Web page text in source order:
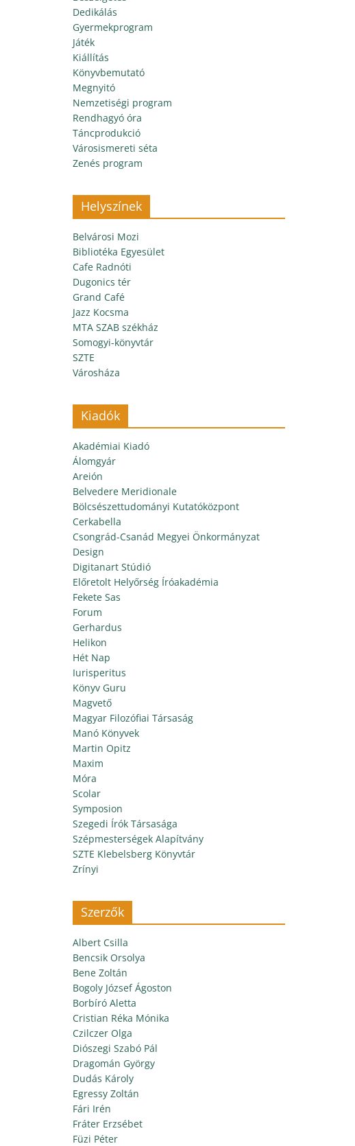
Dedikálás
Gyermekprogram
Játék
Kiállítás
Könyvbemutató
Megnyitó
Nemzetiségi program
Rendhagyó óra
Táncprodukció
Városismereti séta
Zenés program
Helyszínek
Belvárosi Mozi
Bibliotéka Egyesület
Cafe Radnóti
Dugonics tér
Grand Café
Jazz Kocsma
MTA SZAB székház
Somogyi-könyvtár
SZTE
Városháza
Kiadók
Akadémiai Kiadó
Álomgyár
Areión
Belvedere Meridionale
Bölcsészettudományi Kutatóközpont
Cerkabella
Csongrád-Csanád Megyei Önkormányzat
Design
Digitanart Stúdió
Előretolt Helyőrség Íróakadémia
Fekete Sas
Forum
Gerhardus
Helikon
Hét Nap
Iurisperitus
Könyv Guru
Magvető
Magyar Filozófiai Társaság
Manó Könyvek
Martin Opitz
Maxim
Móra
Scolar
Symposion
Szegedi Írók Társasága
Szépmesterségek Alapítvány
SZTE Klebelsberg Könyvtár
Zrínyi
Szerzők
Albert Csilla
Bencsik Orsolya
Bene Zoltán
Bogoly József Ágoston
Borbíró Aletta
Cristian Réka Mónika
Czilczer Olga
Diószegi Szabó Pál
Dragomán György
Dudás Károly
Egressy Zoltán
Fári Irén
Fráter Erzsébet
Füzi Péter